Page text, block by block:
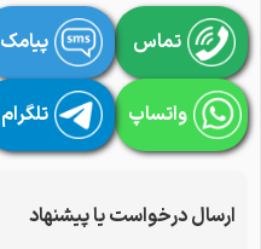
تماس پیامک
واتساپ تلگرام
ارسال درخواست یا پیشنهاد